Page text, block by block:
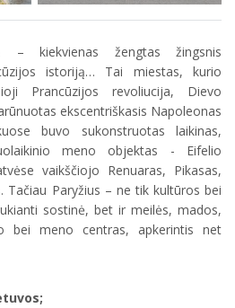
kiekvienas žengtas žingsnis
istoriją… Tai miestas, kurio
Prancūzijos revoliucija, Dievo
ekscentriškasis Napoleonas
buvo sukonstruotas laikinas,
meno objektas - Eifelio
vaikščiojo Renuaras, Pikasas,
Tačiau Paryžius – ne tik kultūros bei
sostinė, bet ir meilės, mados,
bei meno centras, apkerintis net